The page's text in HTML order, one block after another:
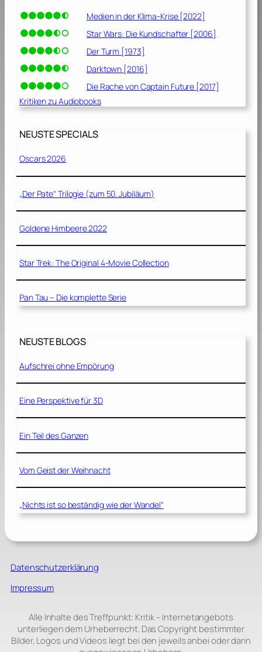
Medien in der Klima-Krise [2022]
Star Wars: Die Kundschafter [2006]
Der Turm [1973]
Darktown [2016]
Die Rache von Captain Future [2017]
Kritiken zu Audiobooks
NEUSTE SPECIALS
Oscars 2026
„Der Pate“ Trilogie (zum 50. Jubiläum)
Goldene Himbeere 2022
Star Trek: The Original 4-Movie Collection
Pan Tau – Die komplette Serie
NEUSTE BLOGS
Aufschrei ohne Empörung
Eine Perspektive für 3D
Ein Teil des Ganzen
Vom Geist der Weihnacht
„Nichts ist so beständig wie der Wandel“
Datenschutzerklärung
Impressum
Alle Inhalte des Treffpunkt: Kritik – Internetangebots
unterliegen dem Urheberrecht. Das Copyright bestimmter
Bilder, Logos und Videos liegt bei den jeweils anbei oder darin